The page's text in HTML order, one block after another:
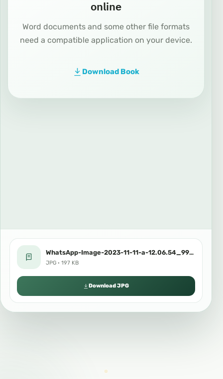
online
Word documents and some other file formats
need a compatible application on your device.
Download Book
WhatsApp-Image-2023-11-11-a-12.06.54_9957b46a.jpg
JPG · 197 KB
Download JPG